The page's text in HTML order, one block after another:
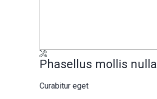
Phasellus mollis nulla
Curabitur eget